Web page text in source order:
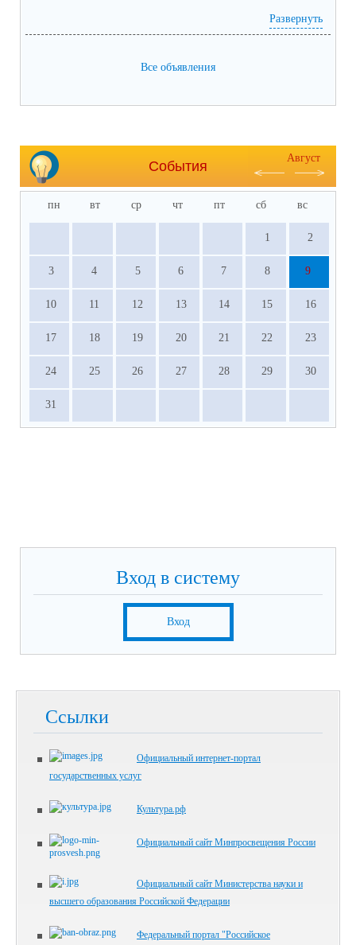
1. Установить приложение из официального магазина —RuStore,
Войти с логином и паролем от Госуслуг, потребуется
3. Данные загрузятся автоматически.
на Госуслугах.
Развернуть
Все объявления
События
Август
пн вт ср чт пт сб вс
1 2
3 4 5 6 7 8 9
10 11 12 13 14 15 16
17 18 19 20 21 22 23
24 25 26 27 28 29 30
31
Вход в систему
Вход
Ссылки
Официальный интернет-портал
государственных услуг
Культура.рф
Официальный сайт Минпросвещения России
Официальный сайт Министерства науки и
высшего образования Российской Федерации
Федеральный портал "Российское